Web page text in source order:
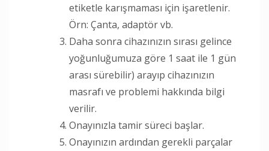
etiketle karışmaması için işaretlenir.
Örn: Çanta, adaptör vb.
Daha sonra cihazınızın sırası gelince
yoğunluğumuza göre 1 saat ile 1 gün
arası sürebilir) arayıp cihazınızın
masrafı ve problemi hakkında bilgi
verilir.
Onayınızla tamir süreci başlar.
Onayınızın ardından gerekli parçalar